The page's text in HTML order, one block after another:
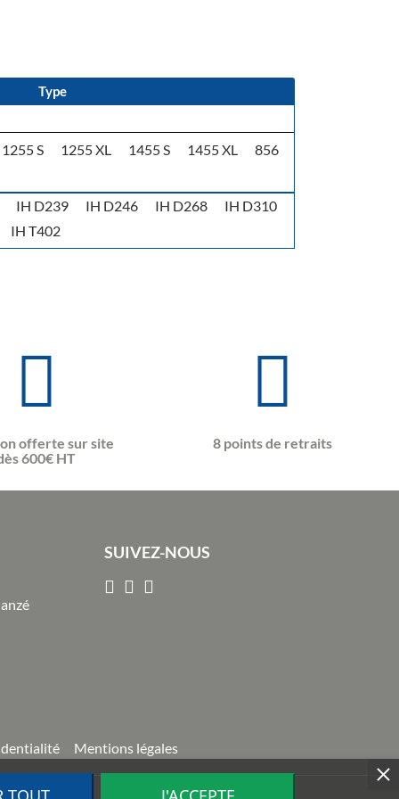
Type
1255 S 1255 XL 1455 S 1455 XL
856
IH D239 IH D246 IH D268
IH D310
IH T402
offerte sur site
600€ HT
8 points de retraits
SUIVEZ-NOUS
Mentions légales